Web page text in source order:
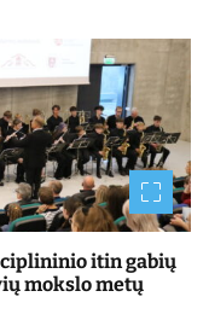
itin gabių
mokslo metų